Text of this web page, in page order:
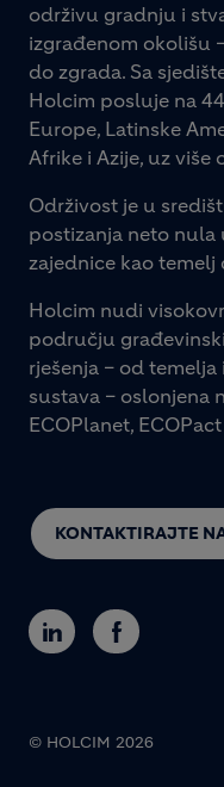
KONTAKTIRAJTE
održivu gradnju i
izgrađenom okolišu
do zgrada. Sa
Holcim posluje na
Europe, Latinske
Afrike i Azije, uz više
Održivost je u
postizanja neto
zajednice kao
Holcim nudi
području
rješenja – od
sustava – oslonjena
ECOPlanet,
© HOLCIM 2026